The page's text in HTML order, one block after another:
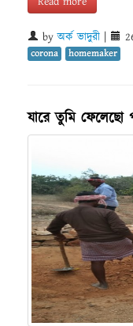
byঅর্ক ভাদুরী
corona
homemaker
যারে তুমি ফেলেছো